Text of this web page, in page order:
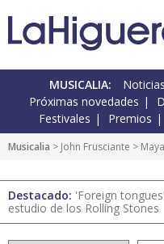
MUSICALIA:
Próximas novedades
Festivales
Premios
Musicalia > John Frusciante > Maya
Destacado: 'Foreign
estudio de los Rolling Stones